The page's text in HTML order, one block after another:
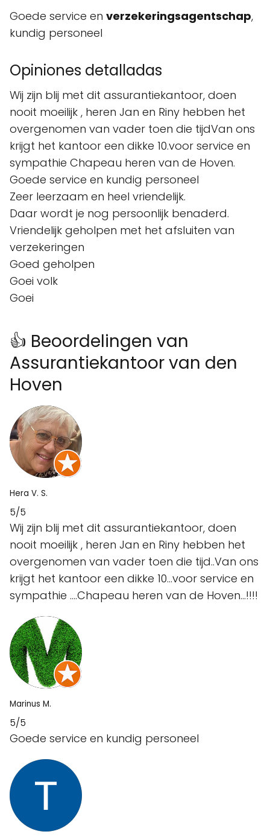
Goede service en verzekeringsagentschap,
kundig personeel
Opiniones detalladas
Wij zijn blij met dit assurantiekantoor, doen
nooit moeilijk , heren Jan en Riny hebben het
overgenomen van vader toen die tijdVan ons
krijgt het kantoor een dikke 10.voor service en
sympathie Chapeau heren van de Hoven.
Goede service en kundig personeel
Zeer leerzaam en heel vriendelijk.
Daar wordt je nog persoonlijk benaderd.
Vriendelijk geholpen met het afsluiten van
verzekeringen
Goed geholpen
Goei volk
Goei
👍 Beoordelingen van
Assurantiekantoor van den
Hoven
Hera V. S.
5/5
Wij zijn blij met dit assurantiekantoor, doen
nooit moeilijk , heren Jan en Riny hebben het
overgenomen van vader toen die tijd..Van ons
krijgt het kantoor een dikke 10...voor service en
sympathie ....Chapeau heren van de Hoven...!!!!
Marinus M.
5/5
Goede service en kundig personeel